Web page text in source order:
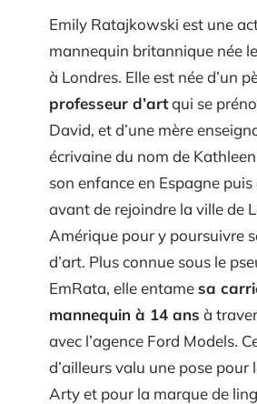
Emily Ratajkowski est une
mannequin britannique née
à Londres. Elle est née d’un
professeur d’artqui se
David, et d’une mère
écrivaine du nom de
son enfance en Espagne
avant de rejoindre la ville de
Amérique pour y poursuivre
d’art. Plus connue sous le
EmRata, elle entamesa
mannequin à 14 ans à
avec l’agence Ford Models.
d’ailleurs valu une pose pour
Arty et pour la marque de